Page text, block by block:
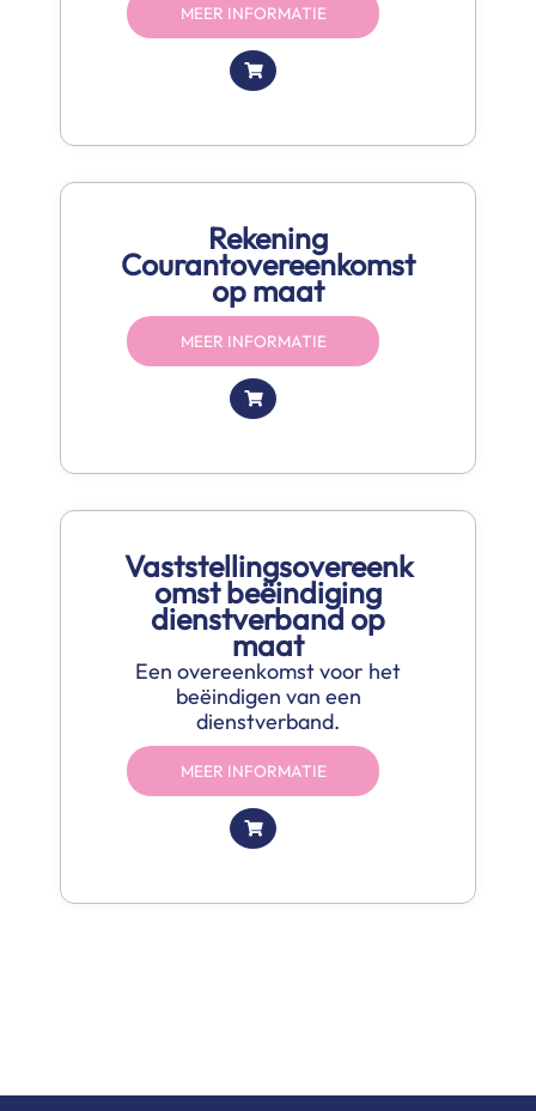
MEER INFORMATIE
Rekening
Courantovereenkomst
op maat
MEER INFORMATIE
Vaststellingsovereenk
omst beëindiging
dienstverband op
maat
Een overeenkomst voor het
beëindigen van een
dienstverband.
MEER INFORMATIE